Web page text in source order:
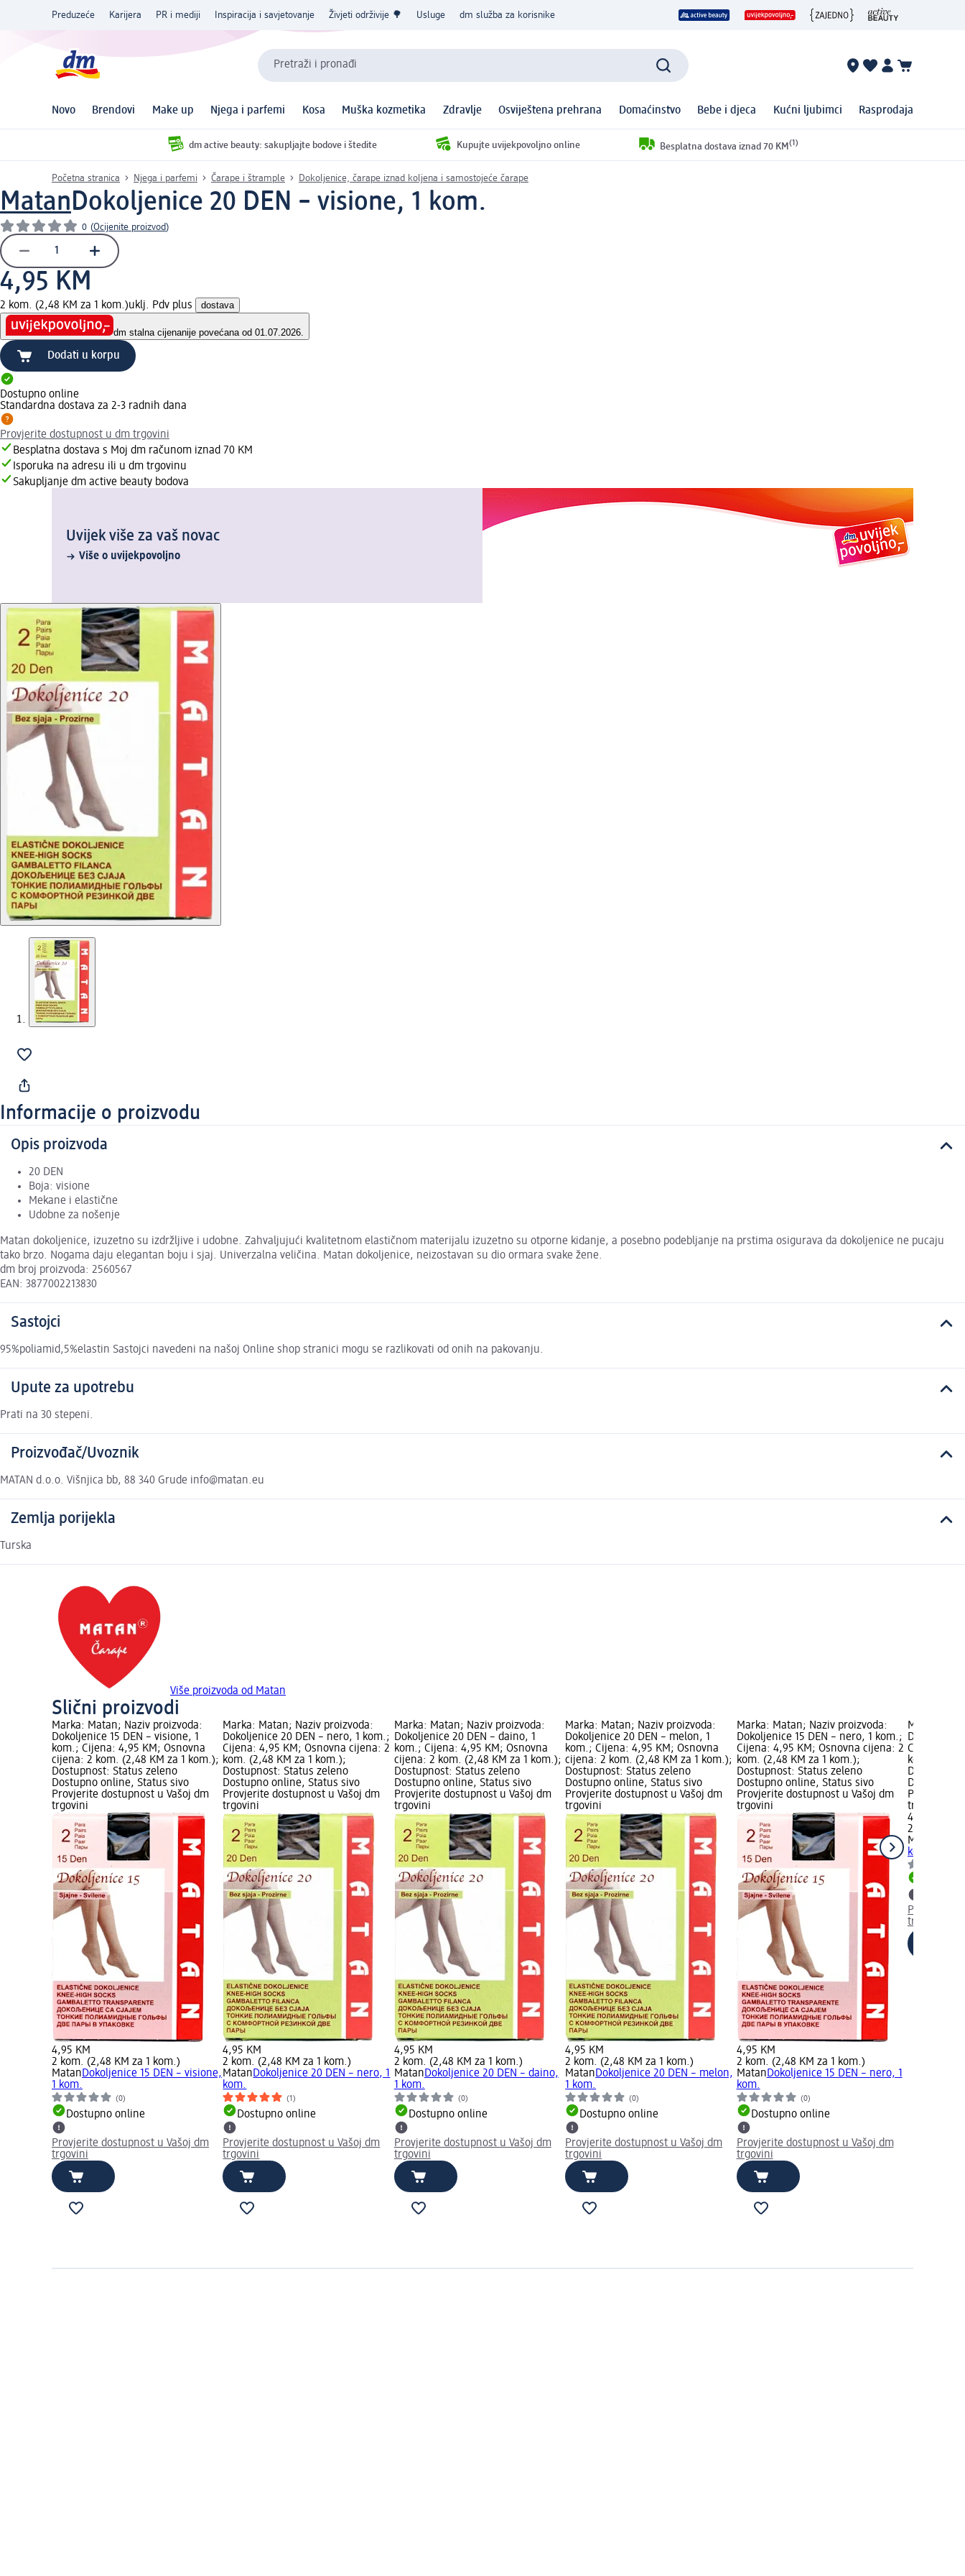
Preduzeće Karijera PR i mediji Inspiracija i savjetovanje Živjeti održivije 🌳 Usluge dm služba za korisnike
Pretraži i pronađi
Novo Brendovi Make up Njega i parfemi Kosa Muška kozmetika Zdravlje Osviještena prehrana Domaćinstvo Bebe i djeca Kućni ljubimci Rasprodaja
dm active beauty: sakupljajte bodove i štedite Kupujte uvijekpovoljno online Besplatna dostava iznad 70 KM (1)
Početna stranica Njega i parfemi Čarape i štrample Dokoljenice, čarape iznad koljena i samostojeće čarape
MatanDokoljenice 20 DEN – visione, 1 kom.
0 (Ocijenite proizvod)
4,95 KM
2 kom. (2,48 KM za 1 kom.)uklj. Pdv plus dostava
dm stalna cijenanije povećana od 01.07.2026.
Dodati u korpu
Dostupno online
Standardna dostava za 2-3 radnih dana
Provjerite dostupnost u dm trgovini
Besplatna dostava s Moj dm računom iznad 70 KM
Isporuka na adresu ili u dm trgovinu
Sakupljanje dm active beauty bodova
Uvijek više za vaš novac
Više o uvijekpovoljno
Informacije o proizvodu
Opis proizvoda
20 DEN
Boja: visione
Mekane i elastične
Udobne za nošenje
Matan dokoljenice, izuzetno su izdržljive i udobne. Zahvaljujući kvalitetnom elastičnom materijalu izuzetno su otporne kidanje, a posebno podebljanje na prstima osigurava da dokoljenice ne pucaju
tako brzo. Nogama daju elegantan boju i sjaj. Univerzalna veličina. Matan dokoljenice, neizostavan su dio ormara svake žene.
dm broj proizvoda: 2560567
EAN: 3877002213830
Sastojci
95%poliamid,5%elastin Sastojci navedeni na našoj Online shop stranici mogu se razlikovati od onih na pakovanju.
Upute za upotrebu
Prati na 30 stepeni.
Proizvođač/Uvoznik
MATAN d.o.o. Višnjica bb, 88 340 Grude info@matan.eu
Zemlja porijekla
Turska
Više proizvoda od Matan
Slični proizvodi
Marka: Matan; Naziv proizvoda:
Dokoljenice 15 DEN – visione, 1
kom.; Cijena: 4,95 KM; Osnovna
cijena: 2 kom. (2,48 KM za 1 kom.);
Dostupnost: Status zeleno
Dostupno online, Status sivo
Provjerite dostupnost u Vašoj dm
trgovini
4,95 KM
2 kom. (2,48 KM za 1 kom.)
MatanDokoljenice 15 DEN – visione,
1 kom.
(0)
Dostupno online
Provjerite dostupnost u Vašoj dm
trgovini
Marka: Matan; Naziv proizvoda:
Dokoljenice 20 DEN – nero, 1 kom.;
Cijena: 4,95 KM; Osnovna cijena: 2
kom. (2,48 KM za 1 kom.);
Dostupnost: Status zeleno
Dostupno online, Status sivo
Provjerite dostupnost u Vašoj dm
trgovini
4,95 KM
2 kom. (2,48 KM za 1 kom.)
MatanDokoljenice 20 DEN – nero, 1
kom.
(1)
Dostupno online
Provjerite dostupnost u Vašoj dm
trgovini
Marka: Matan; Naziv proizvoda:
Dokoljenice 20 DEN – daino, 1
kom.; Cijena: 4,95 KM; Osnovna
cijena: 2 kom. (2,48 KM za 1 kom.);
Dostupnost: Status zeleno
Dostupno online, Status sivo
Provjerite dostupnost u Vašoj dm
trgovini
4,95 KM
2 kom. (2,48 KM za 1 kom.)
MatanDokoljenice 20 DEN – daino,
1 kom.
(0)
Dostupno online
Provjerite dostupnost u Vašoj dm
trgovini
Marka: Matan; Naziv proizvoda:
Dokoljenice 20 DEN – melon, 1
kom.; Cijena: 4,95 KM; Osnovna
cijena: 2 kom. (2,48 KM za 1 kom.);
Dostupnost: Status zeleno
Dostupno online, Status sivo
Provjerite dostupnost u Vašoj dm
trgovini
4,95 KM
2 kom. (2,48 KM za 1 kom.)
MatanDokoljenice 20 DEN – melon,
1 kom.
(0)
Dostupno online
Provjerite dostupnost u Vašoj dm
trgovini
Marka: Matan; Naziv proizvoda:
Dokoljenice 15 DEN – nero, 1 kom.;
Cijena: 4,95 KM; Osnovna cijena: 2
kom. (2,48 KM za 1 kom.);
Dostupnost: Status zeleno
Dostupno online, Status sivo
Provjerite dostupnost u Vašoj dm
trgovini
4,95 KM
2 kom. (2,48 KM za 1 kom.)
MatanDokoljenice 15 DEN – nero, 1
kom.
(0)
Dostupno online
Provjerite dostupnost u Vašoj dm
trgovini
Marka:
Dokoljenice
Cijena:
kom. (2,48
Dostupno
Provjerite
trgovini
4,95 KM
2 kom.
Matan
kom.
Provjerite
trgovini